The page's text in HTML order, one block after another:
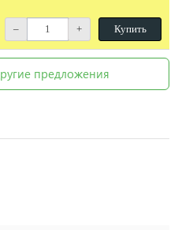
– + Купить
предложения